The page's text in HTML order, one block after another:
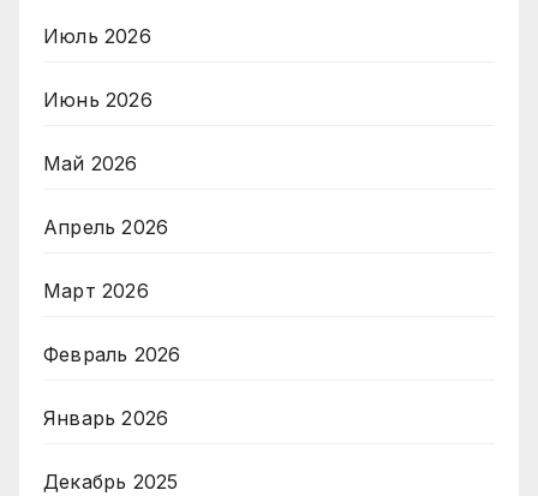
Июль 2026
Июнь 2026
Май 2026
Апрель 2026
Март 2026
Февраль 2026
Январь 2026
Декабрь 2025